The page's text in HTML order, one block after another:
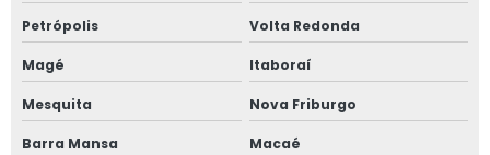
Display inox
Display inox para etiquetas com presilha
Display merchandising
Petrópolis Volta Redonda
Magé Itaboraí
Mesquita Nova Friburgo
Barra Mansa Macaé